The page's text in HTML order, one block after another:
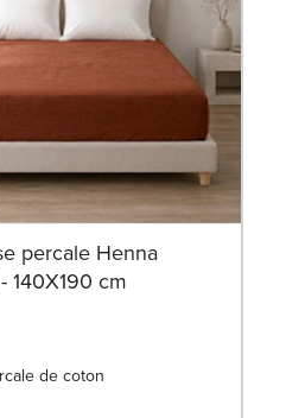
percale Henna
140X190 cm
de coton